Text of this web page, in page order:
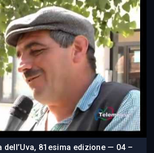
dell’Uva, 81esima edizione — 04 –